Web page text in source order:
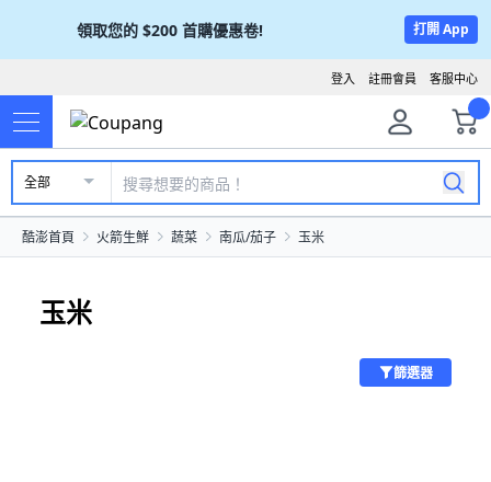
領取您的 $200 首購優惠卷! 打開 App
客服中心
註冊會員
登入
全部
酷澎首頁 火箭生鮮 蔬菜 南瓜/茄子 玉米
玉米
篩選器